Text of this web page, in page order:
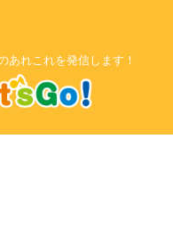
あれこれを発信します！